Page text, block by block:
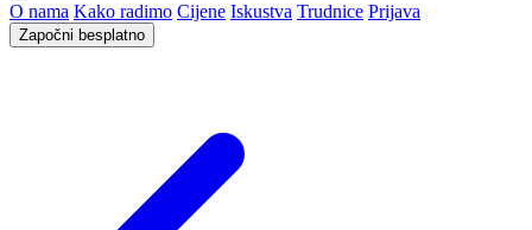
O nama Kako radimo Cijene Iskustva Trudnice Prijava
Započni besplatno